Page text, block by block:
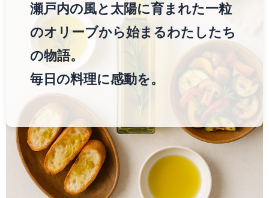
瀬戸内の風と太陽に育まれた一粒
のオリーブから始まるわたしたち
の物語。
毎日の料理に感動を。